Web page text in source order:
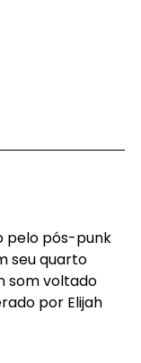
pelo pós-punk
seu quarto
som voltado
por Elijah